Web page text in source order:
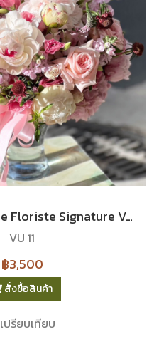
แจกันดอกไม้สด Le Floriste Signature Vases No.11 (พรีเมียม)
VU 11
฿3,500
สั่งซื้อสินค้า
เปรียบเทียบ